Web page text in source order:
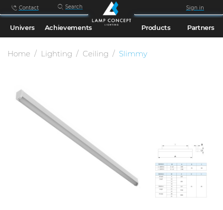
Contact Search Sign in
Univers Achievements Products Partners
Home Lighting Ceiling Slimmy